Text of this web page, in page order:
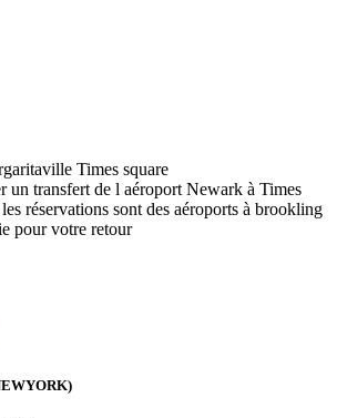
Times square
un transfert de l aéroport Newark à Times
réservations sont des aéroports à brookling
pour votre retour